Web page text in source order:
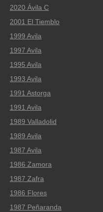
2020 Ávila C
2001 El Tiemblo
1999 Avila
1997 Avila
1995 Avila
1993 Avila
1991 Astorga
1991 Avila
1989 Valladolid
1989 Avila
1987 Avila
1986 Zamora
1987 Zafra
1986 Flores
1987 Peñaranda